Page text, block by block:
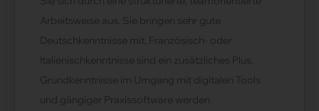
Arbeitsweise aus. Sie bringen sehr gute
Deutschkenntnisse mit, Französisch- oder
Italienischkenntnisse sind ein zusätzliches Plus.
Grundkenntnisse im Umgang mit digitalen Tools
und gängiger Praxissoftware werden